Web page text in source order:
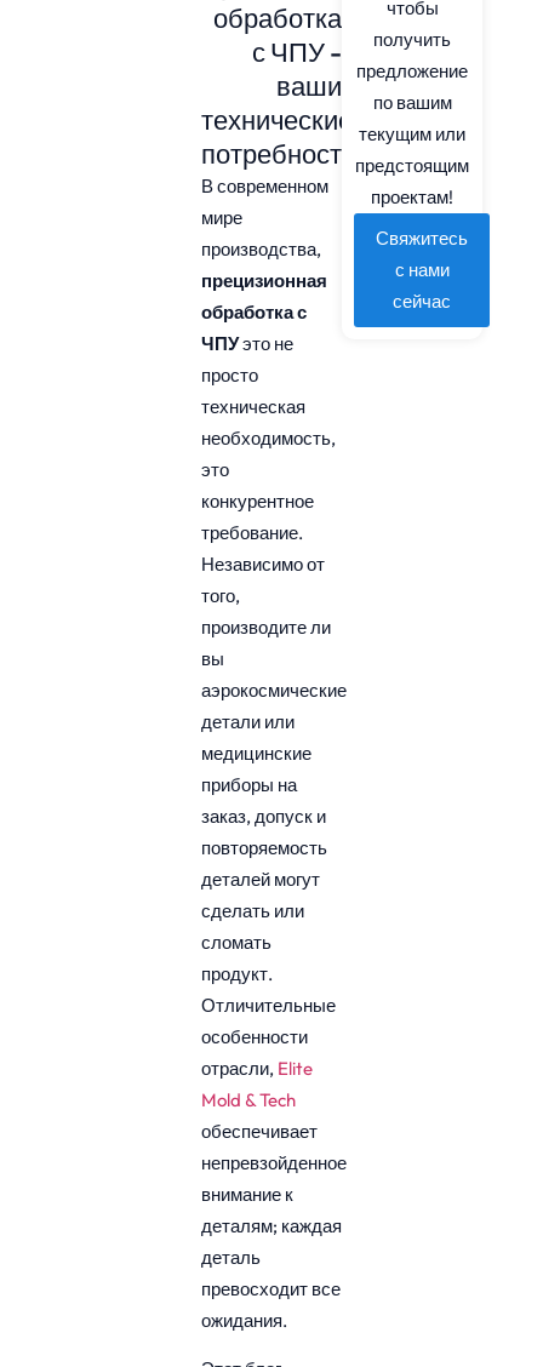
обработка
с ЧПУ -
ваши
технические
потребности
В современном
мире
производства,
прецизионная
обработка с
ЧПУэто не
просто
техническая
необходимость,
это
конкурентное
требование.
Независимо от
того,
производите ли
вы
аэрокосмические
детали или
медицинские
приборы на
заказ, допуск и
повторяемость
деталей могут
сделать или
сломать
продукт.
Отличительные
особенности
отрасли, Elite
Mold & Tech
обеспечивает
непревзойденное
внимание к
деталям; каждая
деталь
превосходит все
ожидания.
чтобы
получить
предложение
по вашим
текущим или
предстоящим
проектам!
Свяжитесь
с нами
сейчас